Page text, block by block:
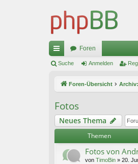
ch
ug
riff
Foren
Suche Anmelden
Foren-Übersicht
Fotos
Neues Thema
Themen
Fotos von
von TimoBin » 20.